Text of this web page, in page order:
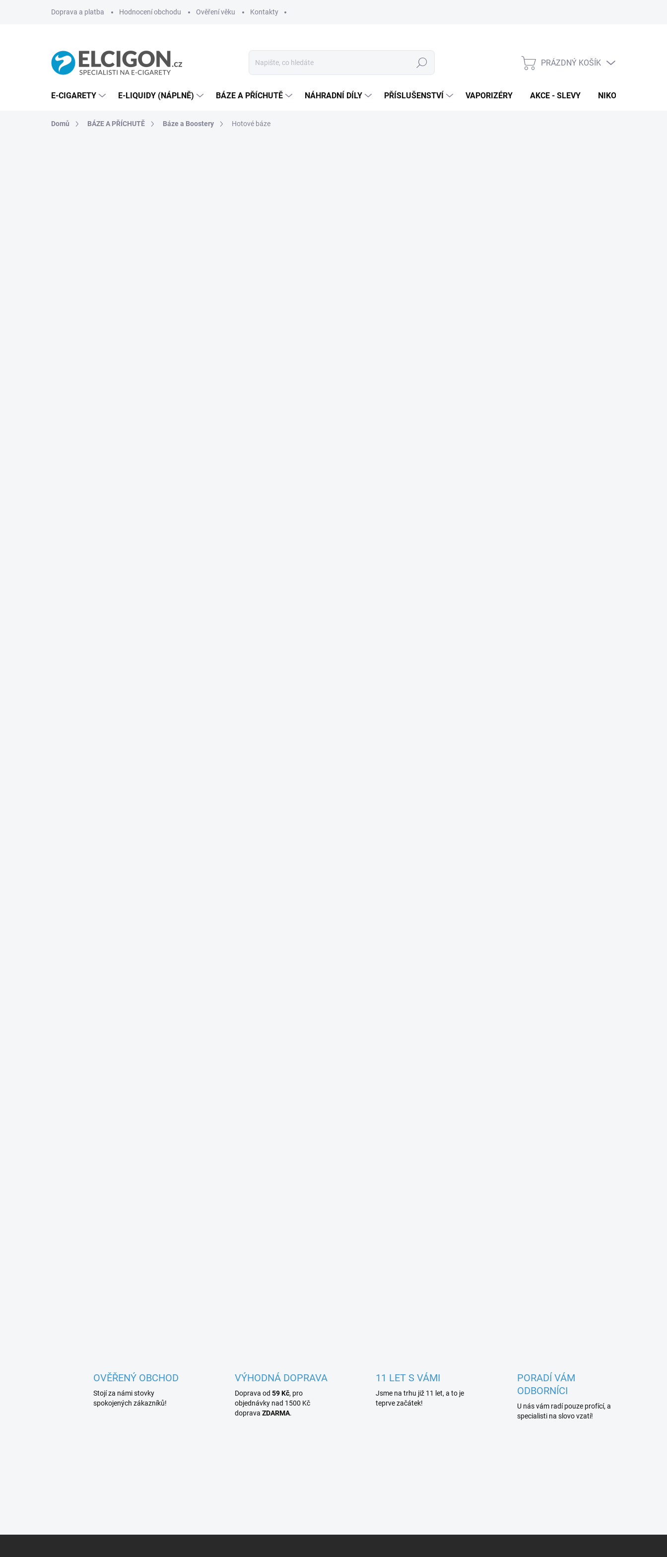
Doprava a platba Hodnocení obchodu Ověření věku Kontakty
Hledat
NÁKUPNÍ
PRÁZDNÝ KOŠÍK
E-CIGARETY E-LIQUIDY (NÁPLNĚ) BÁZE A PŘÍCHUTĚ NÁHRADNÍ DÍLY PŘÍSLUŠENSTVÍ VAPORIZÉRY AKCE - SLEVY NIKOTINOVÉ
Domů BÁZE A PŘÍCHUTĚ Báze a Boostery Hotové báze
OVĚŘENÝ OBCHOD
Stojí za námi stovky
spokojených zákazníků!
VÝHODNÁ DOPRAVA
Doprava od 59 Kč, pro
objednávky nad 1500 Kč
doprava ZDARMA.
11 LET S VÁMI
Jsme na trhu již 11 let, a to je
teprve začátek!
PORADÍ VÁM
ODBORNÍCI
U nás vám radí pouze profící, a
specialisti na slovo vzatí!